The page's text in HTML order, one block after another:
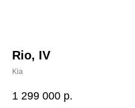
Rio, IV
Kia
1 299 000 р.